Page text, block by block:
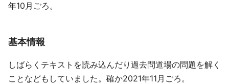
年10月ごろ。
基本情報
しばらくテキストを読み込んだり過去問道場の問題を解く
ことなどもしていました。確か2021年11月ごろ。